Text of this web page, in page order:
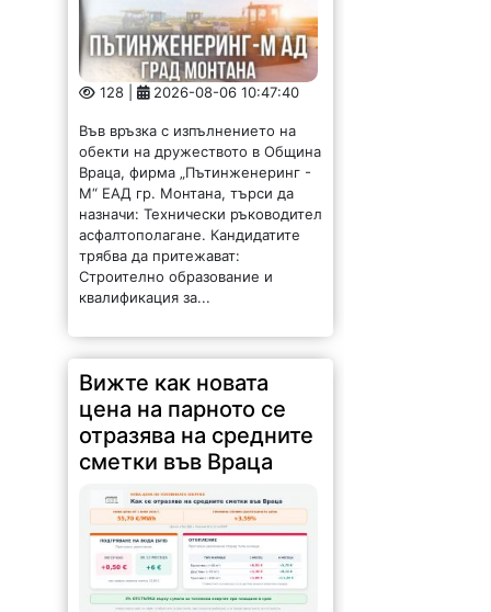
128 | 2026-08-06 10:47:40
Във връзка с изпълнението на
обекти на дружеството в Община
Враца, фирма „Пътинженеринг -
М“ ЕАД гр. Монтана, търси да
назначи: Технически ръководител
асфалтополагане. Кандидатите
трябва да притежават:
Строително образование и
квалификация за...
Вижте как новата
цена на парното се
отразява на средните
сметки във Враца